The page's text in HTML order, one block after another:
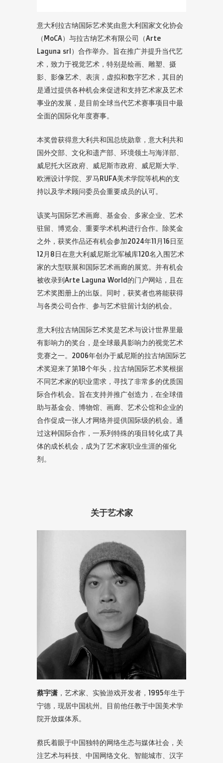
意大利拉古纳国际艺术奖由意大利国家文化协会
（MoCA）与拉古纳艺术有限公司（Arte
Laguna srl）合作举办。旨在推广并提升当代艺
术，致力于视觉艺术，特别是绘画、雕塑、摄
影、影像艺术、表演，虚拟和数字艺术，其目的
是通过提供各种机会来促进和支持艺术家及艺术
事业的发展，是目前全球当代艺术赛事项目中最
全面的国际化年度赛事。
本奖曾获得意大利共和国总统勋章，意大利共和
国外交部、文化和遗产部、环境领土与海洋部、
威尼托大区政府、威尼斯市政府、威尼斯大学、
欧洲设计学院、罗马RUFA美术学院等机构的支
持以及学术顾问委员会重要成员的认可。
该奖与国际艺术画廊、基金会、多家企业、艺术
驻留、博览会、重要学术机构进行合作。除奖金
之外，获奖作品还有机会参加2024年11月16日至
12月8日在意大利威尼斯北军械库120名入围艺术
家的大型联展和国际艺术画廊的展览。并有机会
被收录到Arte Laguna World的门户网站，且在
艺术奖图册上的出版。同时，获奖者也将能获得
与各类公司合作、参与艺术驻留计划的机会。
意大利拉古纳国际艺术奖是艺术与设计世界里最
有影响力的奖台，是全球最具影响力的视觉艺术
竞赛之一。2006年创办于威尼斯的拉古纳国际艺
术奖迎来了第18个年头，拉古纳国际艺术奖根据
不同艺术家的职业需求，寻找了非常多的优质国
际合作机会。旨在支持并推广创造力，在全球借
助与基金会、博物馆、画廊、艺术公馆和企业的
合作促成一张人才网络并提供国际级的机会。通
过这种国际合作，一系列特殊的项目转化成了具
体的成长机会，成为了艺术家职业生涯的催化
剂。
关于艺术家
蔡宇潇 ，艺术家、实验游戏开发者，1995年生于
宁德，现居中国杭州。目前他任教于中国美术学
院开放媒体系。
蔡氏着眼于中国独特的网络生态与媒体社会，关
注艺术与科技、中国网络文化、智能城市、汉字